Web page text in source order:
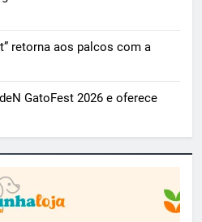
retorna aos palcos com a
GatoFest 2026 e oferece